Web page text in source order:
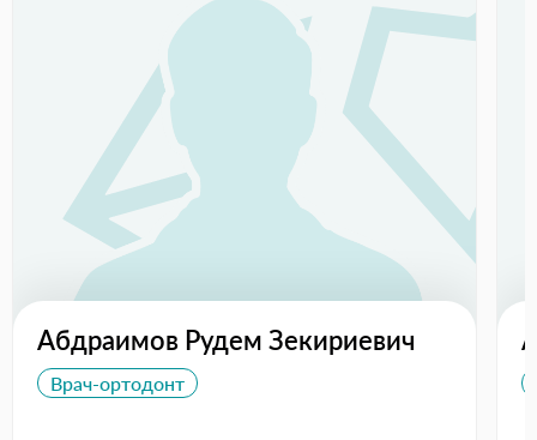
Абдраимов Рудем Зекириевич
Врач-ортодонт